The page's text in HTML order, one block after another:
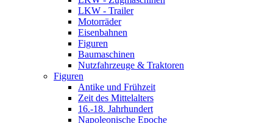
LKW - Trailer
Motorräder
Eisenbahnen
Figuren
Baumaschinen
Nutzfahrzeuge & Traktoren
Figuren
Antike und Frühzeit
Zeit des Mittelalters
16.-18. Jahrhundert
Napoleonische Epoche